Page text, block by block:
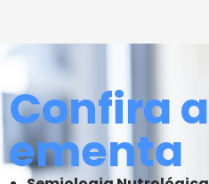
Confira a
ementa